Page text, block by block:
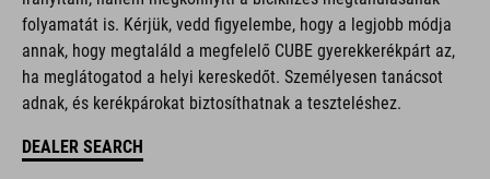
annak, hogy megtaláld a megfelelő CUBE gyerekkerékpárt az,
ha meglátogatod a helyi kereskedőt. Személyesen tanácsot
adnak, és kerékpárokat biztosíthatnak a teszteléshez.
Kérjük, olvass el néhány útmutatást és tippet a kezdéshez..